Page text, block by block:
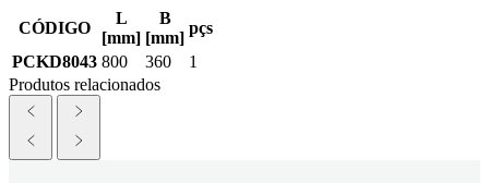
CÓDIGO
L
[mm]
B
[mm]
pçs
PCKD8043 800 360
1
Produtos relacionados